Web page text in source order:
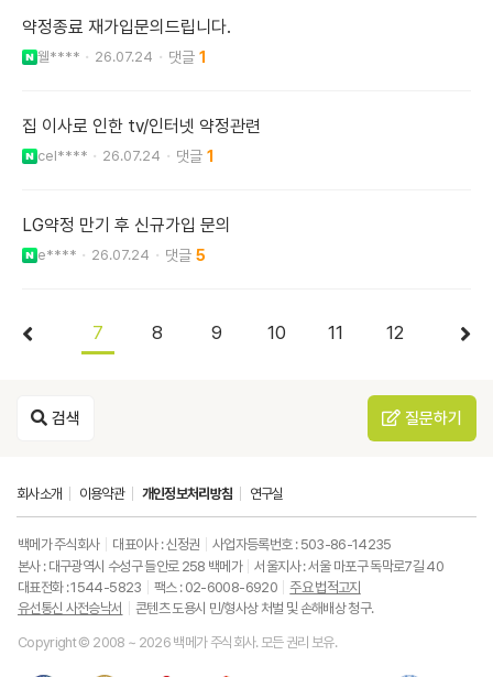
약정종료 재가입문의드립니다.
웰**** 26.07.24 1
집 이사로 인한 tv/인터넷 약정관련
cel**** 26.07.24 1
LG약정 만기 후 신규가입 문의
e**** 26.07.24 5
7 8 9 10 11 12
검색 질문하기
회사소개 이용약관 개인정보처리방침 연구실
백메가 주식회사 대표이사 : 신정권
사업자등록번호 : 503-86-14235
본사 : 대구광역시 수성구 들안로 258 백메가
서울지사 : 서울 마포구 독막로7길 40
대표전화 : 1544-5823
팩스 : 02-6008-6920
주요 법적고지
유선통신 사전승낙서
콘텐츠 도용시 민/형사상 처벌 및 손해배상 청구.
Copyright © 2008 ~ 2026 백메가 주식회사. 모든 권리 보유.